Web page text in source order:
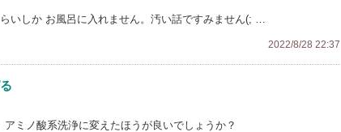
いしか お風呂に入れません。汚い話ですみません(; …
2022/8/28 22:37
ミノ酸系洗浄に変えたほうが良いでしょうか？